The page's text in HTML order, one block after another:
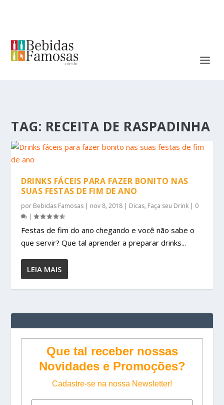
TAG: RECEITA DE RASPADINHA
DRINKS FÁCEIS PARA FAZER BONITO NAS
SUAS FESTAS DE FIM DE ANO
por Bebidas Famosas | nov 8, 2018 | Dicas, Faça seu Drink | 0
|
Festas de fim do ano chegando e você não sabe o
que servir? Que tal aprender a preparar drinks...
LEIA MAIS
Que tal receber nossas
Novidades e Promoções?
Cadastre-se na nossa Newsletter!